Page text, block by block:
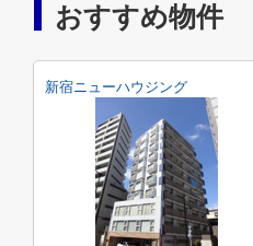
おすすめ物件
新宿ニューハウジング